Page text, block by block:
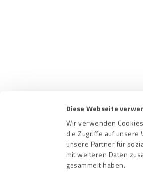
Diese Webseite
Wir verwenden
die Zugriffe auf unsere
unsere Partner für
mit weiteren Daten
gesammelt haben.
Kontakt